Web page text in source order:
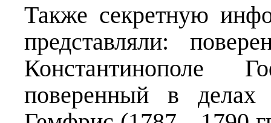
Также секретную
представляли:
Константинополе
поверенный в делах